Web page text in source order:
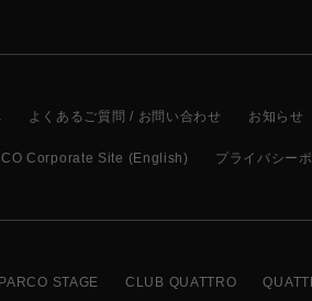
よくあるご質問 / お問い合わせ お知らせ
Corporate Site (English) プライバシー
PARCO STAGE CLUB QUATTRO